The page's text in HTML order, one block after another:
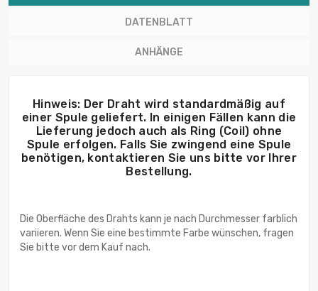
DATENBLATT
ANHÄNGE
Hinweis: Der Draht wird standardmäßig auf
einer Spule geliefert. In einigen Fällen kann die
Lieferung jedoch auch als Ring (Coil) ohne
Spule erfolgen. Falls Sie zwingend eine Spule
benötigen, kontaktieren Sie uns bitte vor Ihrer
Bestellung.
Die Oberfläche des Drahts kann je nach Durchmesser farblich
variieren. Wenn Sie eine bestimmte Farbe wünschen, fragen
Sie bitte vor dem Kauf nach.